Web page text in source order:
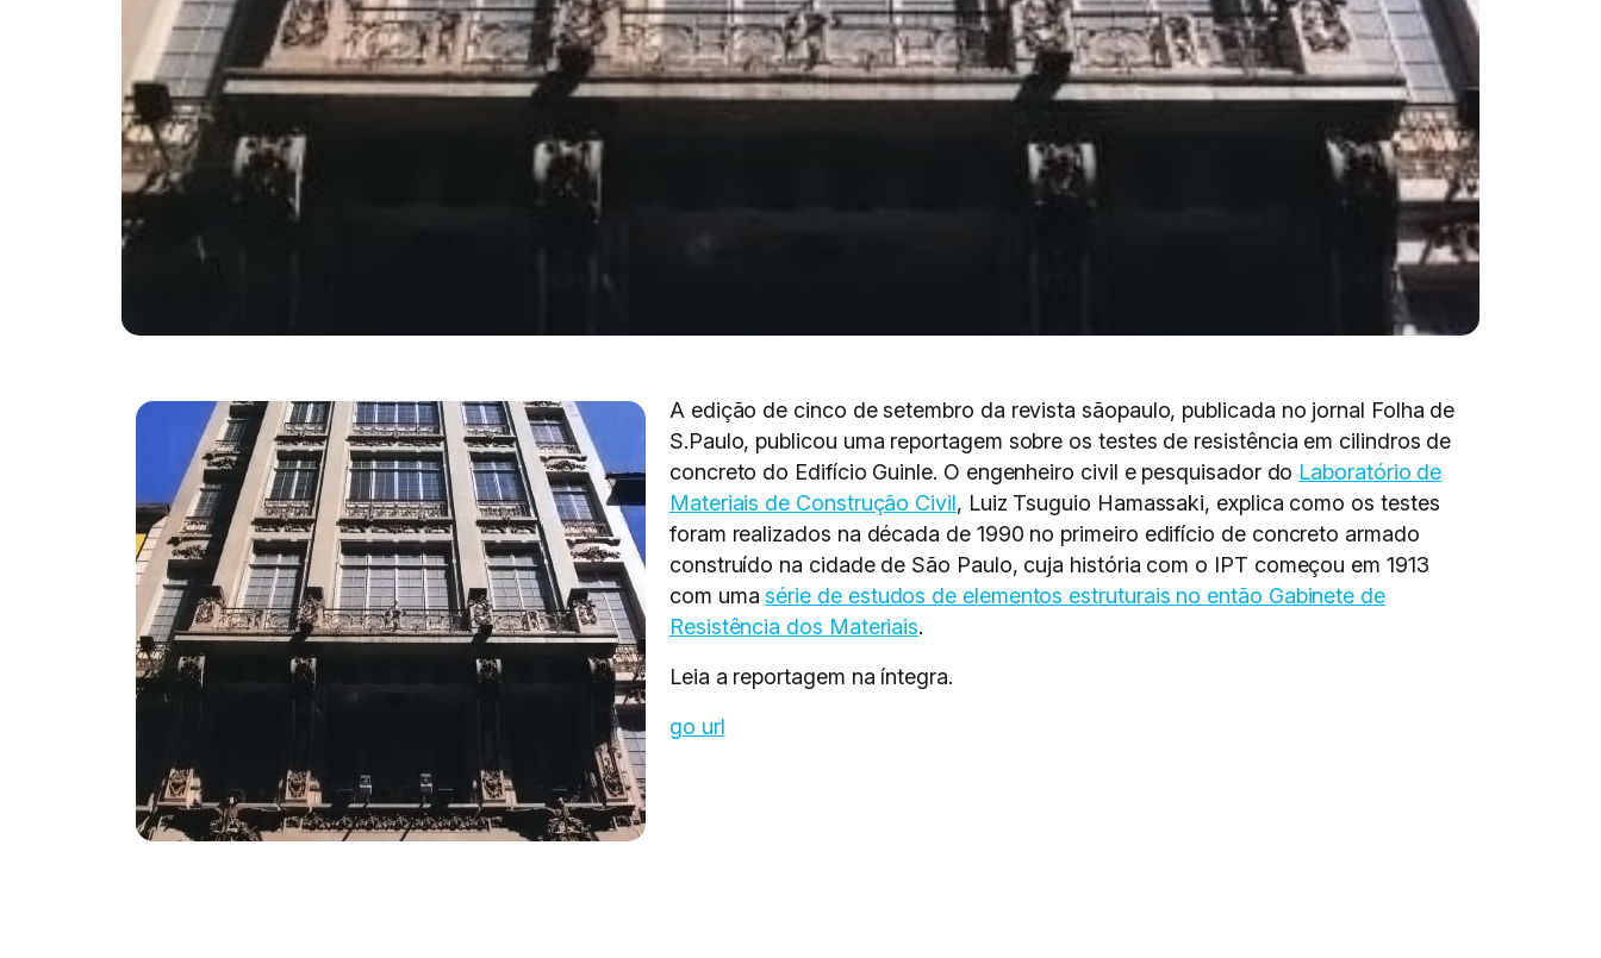
A edição de cinco de setembro da revista sãopaulo, publicada no jornal Folha de
S.Paulo, publicou uma reportagem sobre os testes de resistência em cilindros de
concreto do Edifício Guinle. O engenheiro civil e pesquisador do Laboratório de
Materiais de Construção Civil, Luiz Tsuguio Hamassaki, explica como os testes
foram realizados na década de 1990 no primeiro edifício de concreto armado
construído na cidade de São Paulo, cuja história com o IPT começou em 1913
com umasérie de estudos de elementos estruturais no então Gabinete de
Resistência dos Materiais.
Leia a reportagem na íntegra.
go url